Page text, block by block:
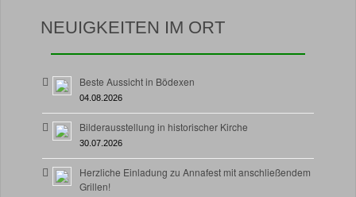
NEUIGKEITEN IM ORT
Beste Aussicht in Bödexen
04.08.2026
Bilderausstellung in historischer Kirche
30.07.2026
Herzliche Einladung zu Annafest mit anschließendem
Grillen!